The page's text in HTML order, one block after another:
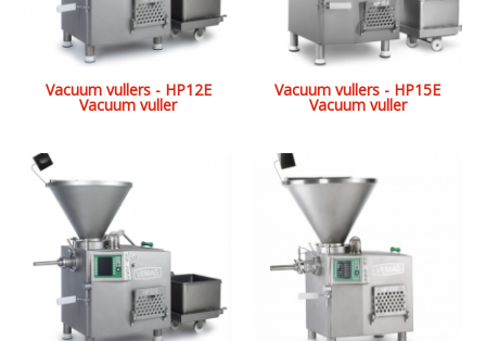
Vacuum vullers - HP12E
Vacuum vuller
Vacuum vullers - HP15E
Vacuum vuller